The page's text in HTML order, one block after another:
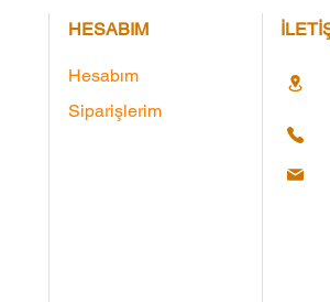
HESABIM
Hesabım
Siparişlerim